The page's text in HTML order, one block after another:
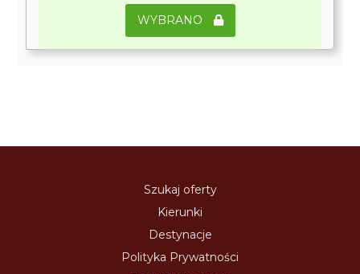
WYBRANO
Szukaj oferty
Kierunki
Destynacje
Polityka Prywatności